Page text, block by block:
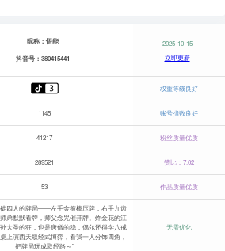
昵称：悟能
抖音号：380415441
2025-10-15
立即更新
权重等级良好
1145 账号指数良好
41217 粉丝质量优质
289521 赞比：7.02
53 作品质量优质
四人的牌局——左手金箍棒压牌，右手九齿
弟默默看牌，师父念咒催开牌。炸金花的江
大圣的狂，也是唐僧的稳，偶尔还得学八戒
上演西天取经式博弈，看我一人分饰四角，
把牌局玩成取经路～”
无需优化